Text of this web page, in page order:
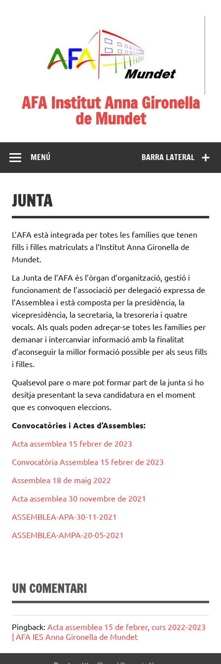
AFA Institut Anna Gironella
de Mundet
BARRA LATERAL
MENÚ
JUNTA
L’AFA està integrada per totes les famílies que tenen
fills i filles matriculats a l’Institut Anna Gironella de
Mundet.
La Junta de l’AFA és l’òrgan d’organització, gestió i
funcionament de l’associació per delegació expressa de
l’Assemblea i està composta per la presidència, la
vicepresidència, la secretaria, la tresoreria i quatre
vocals. Als quals poden adreçar-se totes les famílies per
demanar i intercanviar informació amb la finalitat
d’aconseguir la millor formació possible per als seus fills
i filles.
Qualsevol pare o mare pot formar part de la junta si ho
desitja presentant la seva candidatura en el moment
que es convoquen eleccions.
Convocatòries i Actes d’Assembles:
Acta assemblea 15 febrer de 2023
Convocatòria Assemblea 15 febrer de 2023
Assemblea 18 de maig 2022
Acta assemblea 30 novembre de 2021
ASSEMBLEA-APA-30-11-2021
ASSEMBLEA-AMPA-20-05-2021
UN COMENTARI
Pingback: Acta assemblea 15 de febrer, curs 2022-2023
| AFA IES Anna Gironella de Mundet